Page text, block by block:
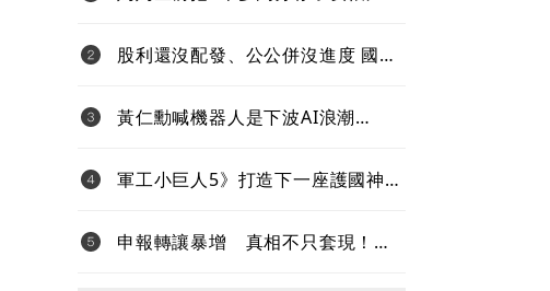
股利還沒配發、公公併沒進度 國票
黃仁勳喊機器人是下波AI浪潮
軍工小巨人5》打造下一座護國神
鏈
申報轉讓暴增 真相不只套現！內